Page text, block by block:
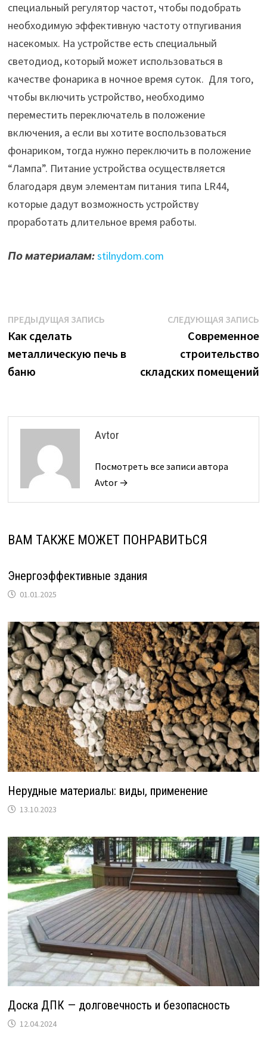
специальный регулятор частот, чтобы подобрать
необходимую эффективную частоту отпугивания
насекомых. На устройстве есть специальный
светодиод, который может использоваться в
качестве фонарика в ночное время суток. Для того,
чтобы включить устройство, необходимо
переместить переключатель в положение
включения, а если вы хотите воспользоваться
фонариком, тогда нужно переключить в положение
“Лампа”. Питание устройства осуществляется
благодаря двум элементам питания типа LR44,
которые дадут возможность устройству
проработать длительное время работы.
По материалам:stilnydom.com
Навигация
по
записям
ПРЕДЫДУЩАЯ ЗАПИСЬПредыдущая
Как сделать
металлическую печь в
баню
СЛЕДУЮЩАЯ ЗАПИСЬ
Современное
строительство
складских помещений
Avtor
Посмотреть все записи автора
Avtor →
ВАМ ТАКЖЕ МОЖЕТ ПОНРАВИТЬСЯ
Энергоэффективные здания
01.01.2025
Нерудные материалы: виды, применение
13.10.2023
Доска ДПК — долговечность и безопасность
12.04.2024